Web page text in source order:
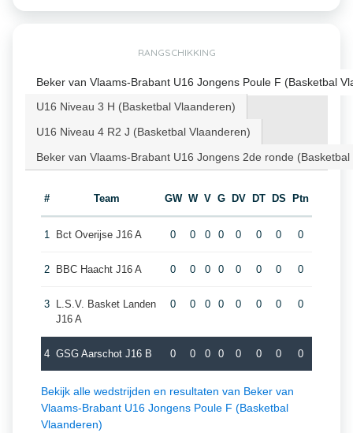
RANGSCHIKKING
Beker van Vlaams-Brabant U16 Jongens Poule F (Basketbal
U16 Niveau 3 H (Basketbal Vlaanderen)
U16 Niveau 4 R2 J (Basketbal Vlaanderen)
Beker van Vlaams-Brabant U16 Jongens 2de ronde
# Team GW W V G DV DT DS Ptn
1 Bct Overijse J16 A 0 0 0 0 0 0 0 0
2 BBC Haacht J16 A 0 0 0 0 0 0 0 0
3
L.S.V. Basket Landen
J16 A
0 0 0 0 0 0 0 0
4 GSG Aarschot J16 B 0 0 0 0 0 0 0 0
Bekijk alle wedstrijden en resultaten van Beker van
Vlaams-Brabant U16 Jongens Poule F (Basketbal
Vlaanderen)